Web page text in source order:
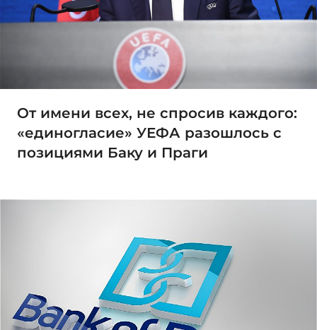
От имени всех, не спросив каждого:
«единогласие» УЕФА разошлось с
позициями Баку и Праги